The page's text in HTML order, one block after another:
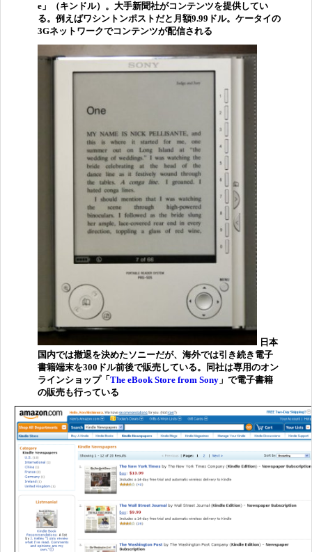
e」（キンドル）。大手新聞社がコンテンツを提供してい
る。例えばワシントンポストだと月額9.99ドル。ケータイの
3Gネットワークでコンテンツが配信される
日本
国内では撤退を決めたソニーだが、海外では引き続き電子
書籍端末を300ドル前後で販売している。同社は専用のオン
ラインショップ「 The eBook Store from Sony 」で電子書籍
の販売も行っている